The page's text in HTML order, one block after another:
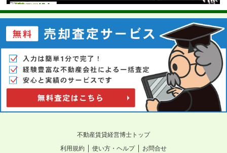
不動産賃貸経営博士トップ
利用規約
使い方・ヘルプ｜
お問合せ